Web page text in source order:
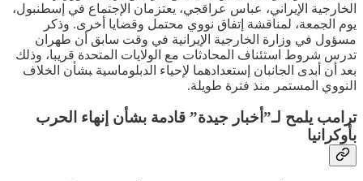
الخارجية الإيراني، عباس عراقجي، يعتزمان الإجتماع في إسطنبول،
يوم الجمعة، لمناقشة إتفاق نووي محتمل وقضايا أخرى. وذكر
مسؤول في وزارة الخارجية الإيرانية في وقت سابق أن طهران
تدرس شروط استئناف المحادثات مع الولايات المتحدة قريبا، وذلك
بعد أن أبدى الجانبان إستعدادهما لإحياء الدبلوماسية ‍بشأن الخلاف
النووي المستمر منذ فترة طويلة.
ترامب يلمح لـ”أخبار جيدة” قادمة بشأن إنهاء الحرب
بأوكرانيا